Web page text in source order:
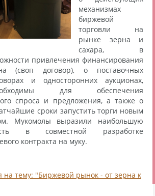
механизмах
биржевой
торговли на
рынке зерна и
сахара, в
привлечения финансирования
(своп договор), о поставочных
и односторонних аукционах,
для обеспечения
спроса и предложения, а также о
сроки запустить торги новым
Мукомолы выразили наибольшую
в совместной разработке
контракта на муку.
на тему: "Биржевой рынок - от зерна к